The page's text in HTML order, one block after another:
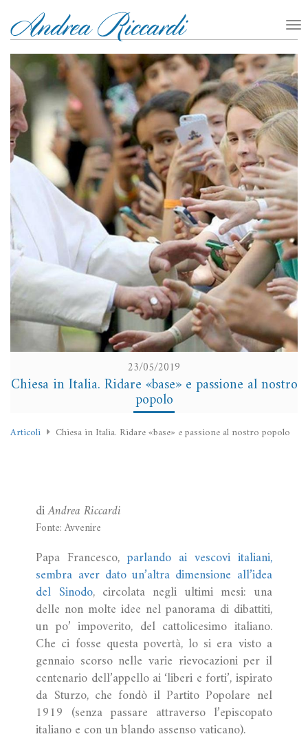
23/05/2019
Chiesa in Italia. Ridare «base» e passione al nostro
popolo
Articoli Chiesa in Italia. Ridare «base» e passione al nostro popolo
diAndrea Riccardi
Fonte: Avvenire
Papa Francesco, parlando ai vescovi italiani,
sembra aver dato un’altra dimensione all’idea
del Sinodo, circolata negli ultimi mesi: una
delle non molte idee nel panorama di dibattiti,
un po’ impoverito, del cattolicesimo italiano.
Che ci fosse questa povertà, lo si era visto a
gennaio scorso nelle varie rievocazioni per il
centenario dell’appello ai ‘liberi e forti’, ispirato
da Sturzo, che fondò il Partito Popolare nel
1919 (senza passare attraverso l’episcopato
italiano e con un blando assenso vaticano).